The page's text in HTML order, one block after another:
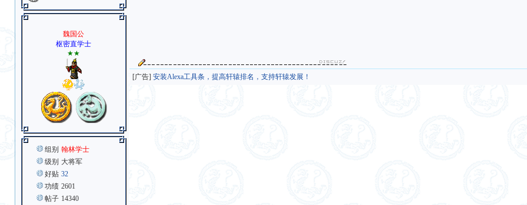
魏国公
枢密直学士
★★
组别 翰林学士
级别 大将军
好贴 32
功绩 2601
帖子 14340
[广告] 安装Alexa工具条，提高轩辕排名，支持轩辕发展！